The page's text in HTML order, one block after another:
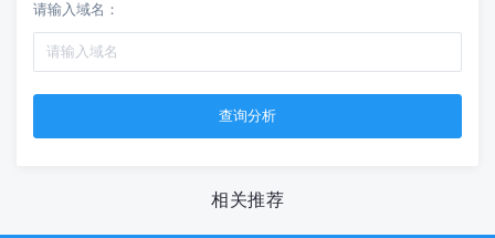
请输入域名：
相关推荐